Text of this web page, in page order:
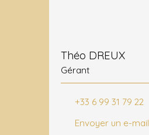
Théo DREUX
Gérant
+33 6 99 31 79 22
Envoyer un e-mail